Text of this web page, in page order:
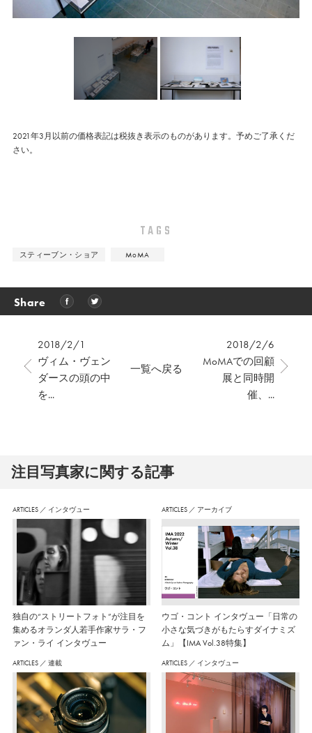
2021年3月以前の価格表記は税抜き表示のものがあります。予めご了承くだ
さい。
TAGS
スティーブン・ショア MoMA
Share
2018/2/1
ヴィム・ヴェン
ダースの頭の中
を...
2018/2/6
MoMAでの回顧
展と同時開
催、...
一覧へ戻る
注⽬写真家に関する記事
ARTICLES ／ インタヴュー
独自の“ストリートフォト”が注目を
集めるオランダ人若手作家サラ・フ
ァン・ライ インタヴュー
ARTICLES ／ アーカイブ
ウゴ・コント インタヴュー「日常の
小さな気づきがもたらすダイナミズ
ム」【IMA Vol.38特集】
ARTICLES ／ 連載 ARTICLES ／ インタヴュー